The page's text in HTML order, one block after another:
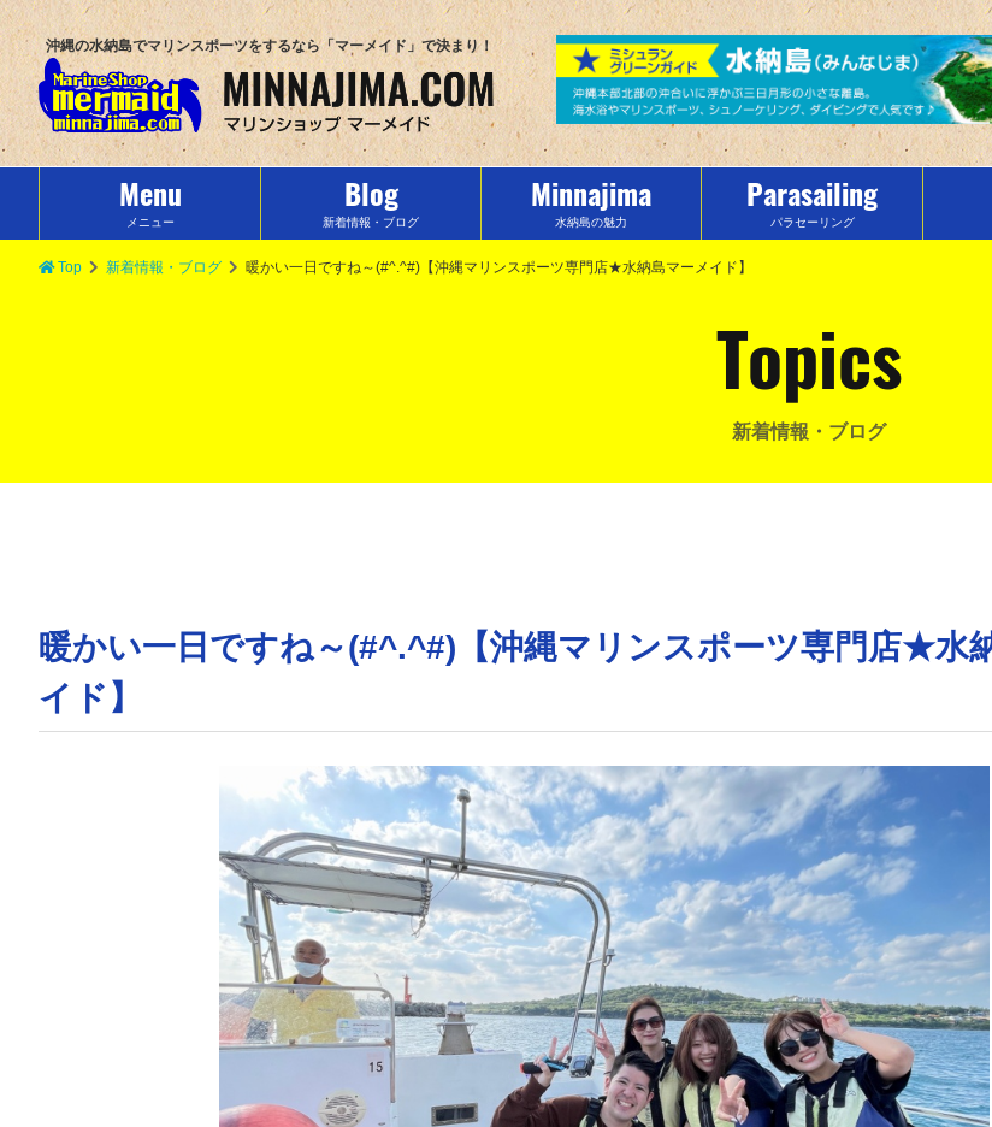
沖縄の水納島でマリンスポーツをするなら「マーメイド」で決まり！
Menu
メニュー
Blog
新着情報・ブログ
Minnajima
水納島の魅力
Parasailing
パラセーリング
Top 新着情報・ブログ 暖かい一日ですね～(#^.^#)【沖縄マリンスポーツ専門店★水納島マーメイド】
Topics
新着情報・ブログ
暖かい一日ですね～(#^.^#)【沖縄マリンスポーツ専門店★水
イド】